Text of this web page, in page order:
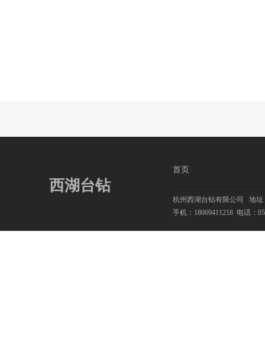
西湖台钻
首页
杭州西湖台钻有限公司
地址
手机：18069411218 电话：